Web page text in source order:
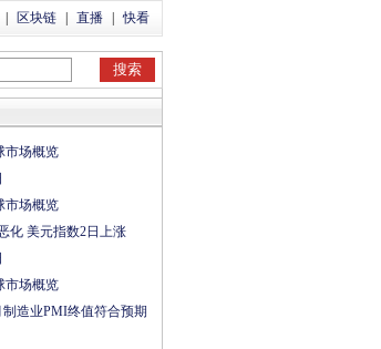
区块链 直播 快看
市场概览
市场概览
化 美元指数2日上涨
市场概览
制造业PMI终值符合预期